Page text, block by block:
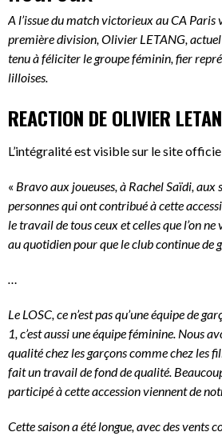
A l’issue du match victorieux au CA
première division, Olivier LETANG, actuel
tenu à féliciter le groupe féminin, fier
lilloises.
REACTION DE OLIVIER
L’intégralité est visible sur le site
« Bravo aux joueuses, à Rachel Saïdi, aux
personnes qui ont contribué à cette
le travail de tous ceux et celles que l’on
au quotidien pour que le club continue de
Le LOSC, ce n’est pas qu’une équipe de
1, c’est aussi une équipe féminine. Nous
qualité chez les garçons comme chez les
fait un travail de fond de qualité.
participé à cette accession viennent de
Cette saison a été longue, avec des vents